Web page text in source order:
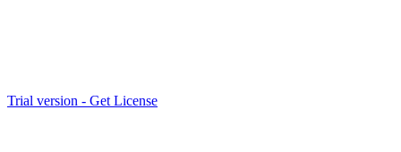
Trial version - Get License